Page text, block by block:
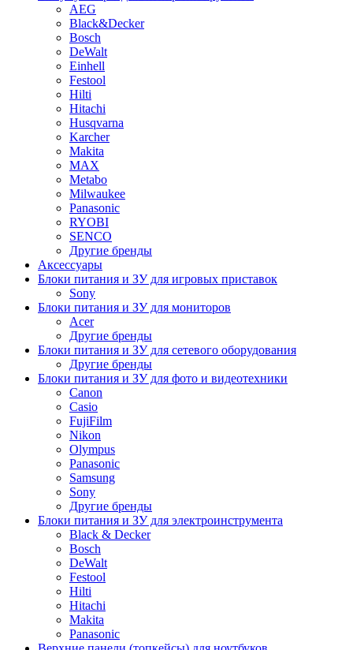
AEG
Black&Decker
Bosch
DeWalt
Einhell
Festool
Hilti
Hitachi
Husqvarna
Karcher
Makita
MAX
Metabo
Milwaukee
Panasonic
RYOBI
SENCO
Другие бренды
Аксессуары
Блоки питания и ЗУ для игровых приставок
Sony
Блоки питания и ЗУ для мониторов
Acer
Другие бренды
Блоки питания и ЗУ для сетевого оборудования
Другие бренды
Блоки питания и ЗУ для фото и видеотехники
Canon
Casio
FujiFilm
Nikon
Olympus
Panasonic
Samsung
Sony
Другие бренды
Блоки питания и ЗУ для электроинструмента
Black & Decker
Bosch
DeWalt
Festool
Hilti
Hitachi
Makita
Panasonic